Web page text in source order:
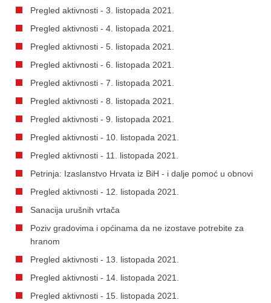
Pregled aktivnosti - 3. listopada 2021.
Pregled aktivnosti - 4. listopada 2021.
Pregled aktivnosti - 5. listopada 2021.
Pregled aktivnosti - 6. listopada 2021.
Pregled aktivnosti - 7. listopada 2021.
Pregled aktivnosti - 8. listopada 2021.
Pregled aktivnosti - 9. listopada 2021.
Pregled aktivnosti - 10. listopada 2021.
Pregled aktivnosti - 11. listopada 2021.
Petrinja: Izaslanstvo Hrvata iz BiH - i dalje pomoć u obnovi
Pregled aktivnosti - 12. listopada 2021.
Sanacija urušnih vrtača
Poziv gradovima i općinama da ne izostave potrebite za
hranom
Pregled aktivnosti - 13. listopada 2021.
Pregled aktivnosti - 14. listopada 2021.
Pregled aktivnosti - 15. listopada 2021.